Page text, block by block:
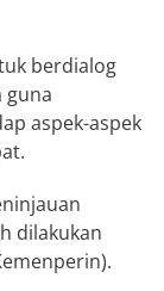
berdialog
guna
aspek-aspek
dilakukan